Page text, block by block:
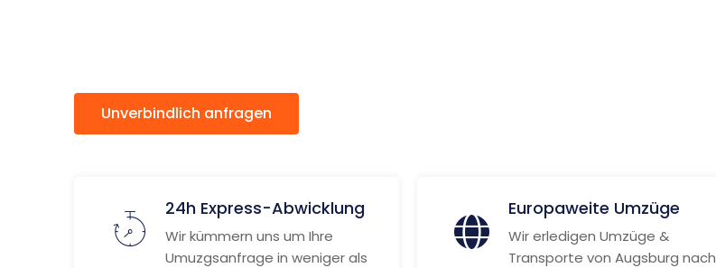
Unverbindlich anfragen
24h Express-Abwicklung
Wir kümmern uns um Ihre
Umuzgsanfrage in weniger als
Europaweite Umzüge
Wir erledigen Umzüge &
Transporte von Augsburg nach